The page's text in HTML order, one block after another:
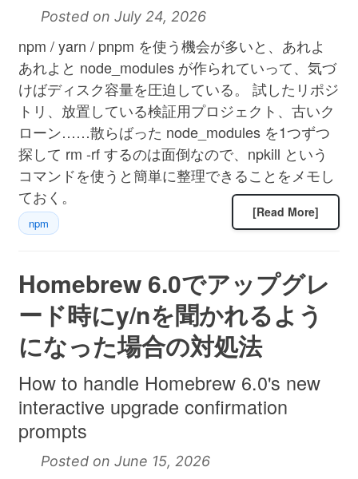
Posted on July 24, 2026
npm / yarn / pnpm を使う機会が多いと、あれよ
あれよと node_modules が作られていって、気づ
けばディスク容量を圧迫している。 試したリポジ
トリ、放置している検証用プロジェクト、古いク
ローン……散らばった node_modules を1つずつ
探して rm -rf するのは面倒なので、npkill という
コマンドを使うと簡単に整理できることをメモし
ておく。
[Read More]
npm
Homebrew 6.0でアップグレ
ード時にy/nを聞かれるよう
になった場合の対処法
How to handle Homebrew 6.0's new
interactive upgrade confirmation
prompts
Posted on June 15, 2026